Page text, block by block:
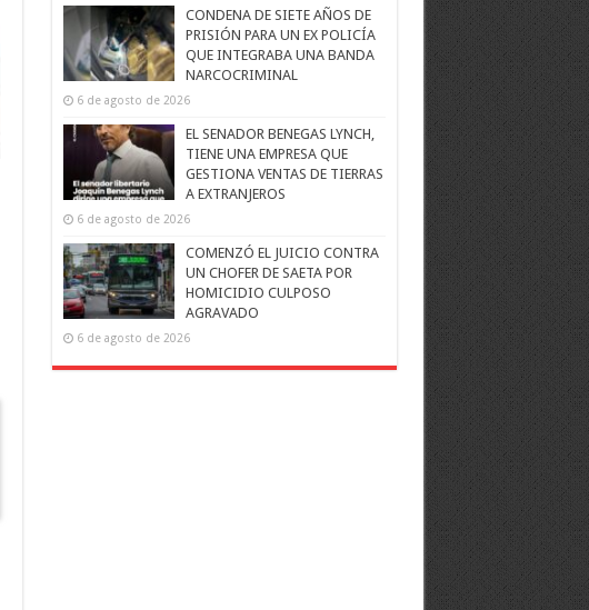
CONDENA DE SIETE AÑOS DE
PRISIÓN PARA UN EX POLICÍA
QUE INTEGRABA UNA BANDA
NARCOCRIMINAL
6 de agosto de 2026
EL SENADOR BENEGAS LYNCH,
TIENE UNA EMPRESA QUE
GESTIONA VENTAS DE TIERRAS
A EXTRANJEROS
6 de agosto de 2026
COMENZÓ EL JUICIO CONTRA
UN CHOFER DE SAETA POR
HOMICIDIO CULPOSO
AGRAVADO
6 de agosto de 2026